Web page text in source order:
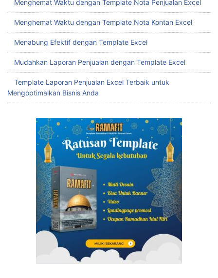
Mudah Buat Template Rekap Penjualan Excel untuk
Tingkatkan Efisiensi Bisnis
Menghemat Waktu dengan Template Penjualan Excel
Menghemat Waktu dengan Template Nota Penjualan Excel
Menghemat Waktu dengan Template Nota Kontan Excel
Menabung Efektif dengan Template Excel
Mudahkan Laporan Penjualan dengan Template Excel
Template Laporan Penjualan Excel Terbaik untuk
Mengoptimalkan Bisnis Anda